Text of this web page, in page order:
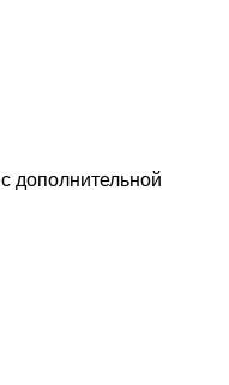
дополнительной